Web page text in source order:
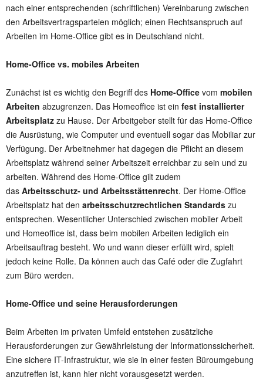
nach einer entsprechenden (schriftlichen) Vereinbarung zwischen
den Arbeitsvertragsparteien möglich; einen Rechtsanspruch auf
Arbeiten im Home-Office gibt es in Deutschland nicht.
Home-Office vs. mobiles Arbeiten
Zunächst ist es wichtig den Begriff des Home-Office vom mobilen
Arbeiten abzugrenzen. Das Homeoffice ist ein fest installierter
Arbeitsplatz zu Hause. Der Arbeitgeber stellt für das Home-Office
die Ausrüstung, wie Computer und eventuell sogar das Mobiliar zur
Verfügung. Der Arbeitnehmer hat dagegen die Pflicht an diesem
Arbeitsplatz während seiner Arbeitszeit erreichbar zu sein und zu
arbeiten. Während des Home-Office gilt zudem
das Arbeitsschutz- und Arbeitsstättenrecht. Der Home-Office
Arbeitsplatz hat den arbeitsschutzrechtlichen Standards zu
entsprechen. Wesentlicher Unterschied zwischen mobiler Arbeit
und Homeoffice ist, dass beim mobilen Arbeiten lediglich ein
Arbeitsauftrag besteht. Wo und wann dieser erfüllt wird, spielt
jedoch keine Rolle. Da können auch das Café oder die Zugfahrt
zum Büro werden.
Home-Office und seine Herausforderungen
Beim Arbeiten im privaten Umfeld entstehen zusätzliche
Herausforderungen zur Gewährleistung der Informationssicherheit.
Eine sichere IT-Infrastruktur, wie sie in einer festen Büroumgebung
anzutreffen ist, kann hier nicht vorausgesetzt werden.